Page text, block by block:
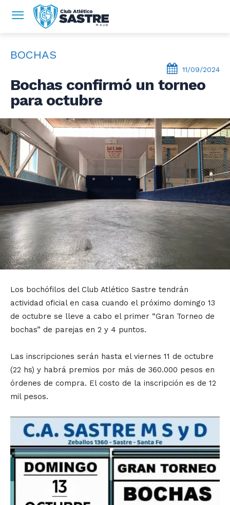
BOCHAS
11/09/2024
Bochas confirmó un torneo
para octubre
Los bochófilos del Club Atlético Sastre tendrán
actividad oficial en casa cuando el próximo domingo 13
de octubre se lleve a cabo el primer “Gran Torneo de
bochas” de parejas en 2 y 4 puntos.
Las inscripciones serán hasta el viernes 11 de octubre
(22 hs) y habrá premios por más de 360.000 pesos en
órdenes de compra. El costo de la inscripción es de 12
mil pesos.